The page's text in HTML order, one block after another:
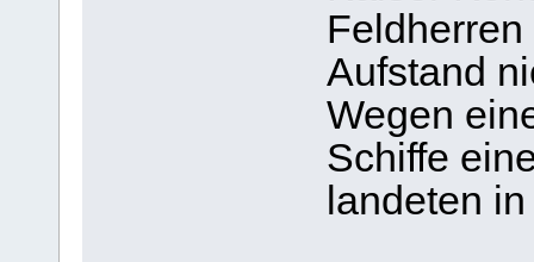
Aufstand
Wegen
Schiffe
landeten